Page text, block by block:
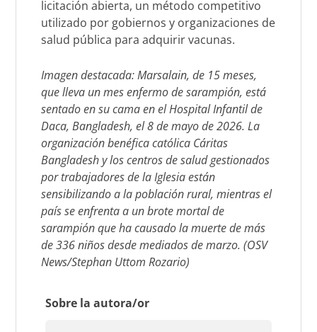
licitación abierta, un método competitivo
utilizado por gobiernos y organizaciones de
salud pública para adquirir vacunas.
Imagen destacada: Marsalain, de 15 meses,
que lleva un mes enfermo de sarampión, está
sentado en su cama en el Hospital Infantil de
Daca, Bangladesh, el 8 de mayo de 2026. La
organización benéfica católica Cáritas
Bangladesh y los centros de salud gestionados
por trabajadores de la Iglesia están
sensibilizando a la población rural, mientras el
país se enfrenta a un brote mortal de
sarampión que ha causado la muerte de más
de 336 niños desde mediados de marzo. (OSV
News/Stephan Uttom Rozario)
Sobre la autora/or